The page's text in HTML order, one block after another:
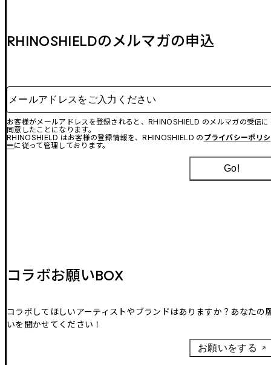
RHINOSHIELDのメルマガの申込
メールアドレスをご入力ください
お客様がメールアドレスを登録されると、RHINOSHIELD のメルマガの受信に
同意したことになります。
RHINOSHIELD はお客様の登録情報を、RHINOSHIELD の プライバシーポリシ
ーに従って管理しております。
Go!
コラボお願いBOX
コラボしてほしいアーティストやブランドはありますか？あなたの
いを聞かせてください！
お願いをする